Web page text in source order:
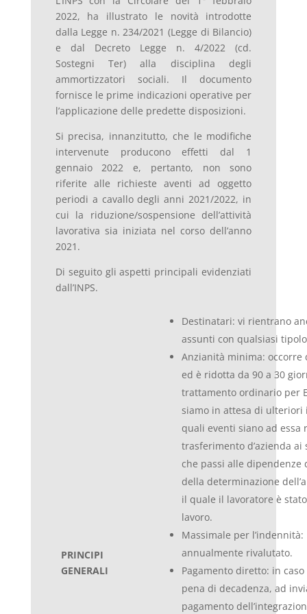
2022, ha illustrato le novità introdotte
dalla Legge n. 234/2021 (Legge di Bilancio)
e dal Decreto Legge n. 4/2022 (cd.
Sostegni Ter) alla disciplina degli
ammortizzatori sociali. Il documento
fornisce le prime indicazioni operative per
l’applicazione delle predette disposizioni.
Si precisa, innanzitutto, che le modifiche
intervenute producono effetti dal 1
gennaio 2022 e, pertanto, non sono
riferite alle richieste aventi ad oggetto
periodi a cavallo degli anni 2021/2022, in
cui la riduzione/sospensione dell’attività
lavorativa sia iniziata nel corso dell’anno
2021.
Di seguito gli aspetti principali evidenziati
dall’INPS.
PRINCIPI
GENERALI
Destinatari: vi rientrano
assunti con qualsiasi
Anzianità minima:
ed è ridotta da 90 a 30
trattamento ordinario per
siamo in attesa di ulteriori
quali eventi siano ad
trasferimento d’azienda
che passi alle dipendenze
della determinazione
il quale il lavoratore è
lavoro.
Massimale per
annualmente rivalutato.
Pagamento diretto: in
pena di decadenza, ad
pagamento